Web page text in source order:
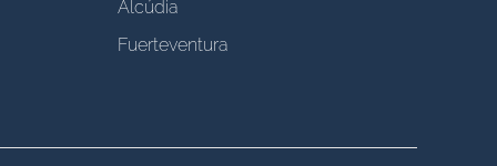
Alcúdia
Fuerteventura